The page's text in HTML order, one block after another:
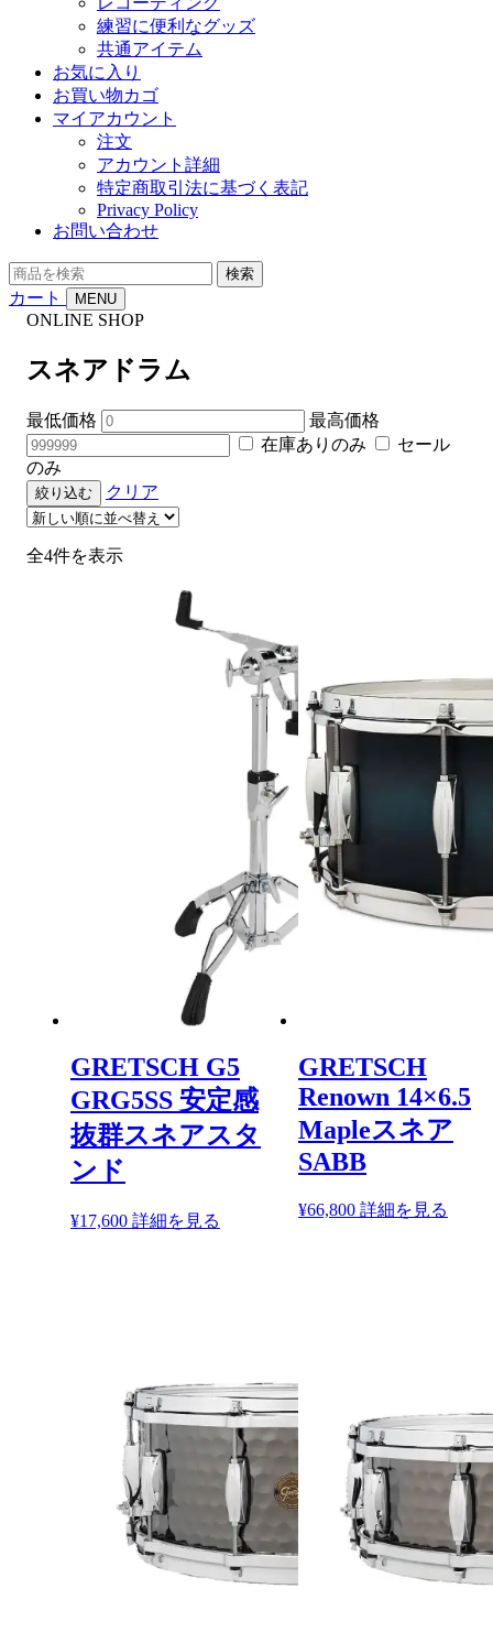
練習に便利なグッズ
共通アイテム
お気に入り
お買い物カゴ
マイアカウント
注文
アカウント詳細
特定商取引法に基づく表記
Privacy Policy
お問い合わせ
商
品
検索
カート MENU
ONLINE SHOP
スネアドラム
最低価格
最高価格
在庫ありのみ
セール
のみ
絞り込む クリア
全4件を表示新
GRETSCH G5
GRG5SS 安定感
抜群スネアスタ
ンド
¥17,600 詳細を見る
GRETSCH
Renown 14×6.5
Mapleスネア
SABB
¥66,800 詳細を見る